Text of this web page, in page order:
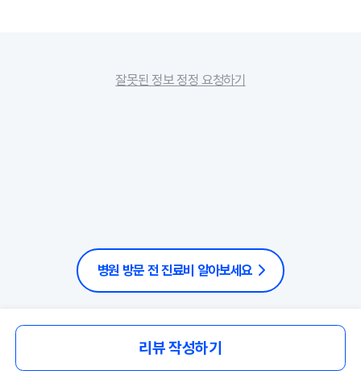
잘못된 정보 정정 요청하기
병원 방문 전 진료비 알아보세요
리뷰 작성하기